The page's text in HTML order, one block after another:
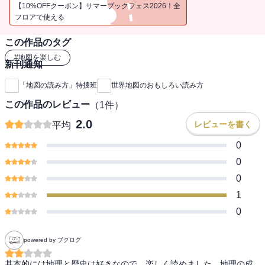
る。手軽にして奥深い、世界地図のおもしろさを本書から存分に読
み取ってほしい。
【10%OFFクーポン】サマーブックフェス2026！全
フロアで使える
この作品のタグ
#地図を楽しむ
新刊通知
「地図の読み方」特捜班 世界地図のおもしろい読み方
この作品のレビュー （1件）
平均 2.0 レビューを書く
0
0
0
1
0
powered by ブクログ